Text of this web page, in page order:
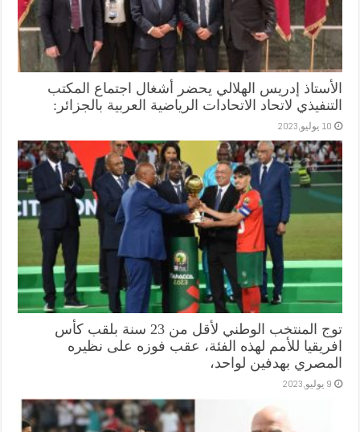
الأستاذ إدريس الهلالي يحضر أشغال اجتماع المكتب
التنفيذي لاتحاد الاتحادات الرياضية العربية بالجزائر:
10 يوليو,2023
توج المنتخب الوطني لأقل من 23 سنة بلقب كأس
افريقيا للأمم لهذه الفئة، عقب فوزه على نظيره
المصري بهدفين لواحد،
9 يوليو,2023